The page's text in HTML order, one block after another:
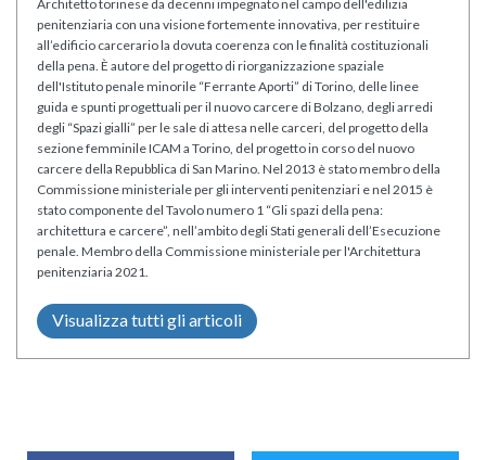
Architetto torinese da decenni impegnato nel campo dell'edilizia
penitenziaria con una visione fortemente innovativa, per restituire
all’edificio carcerario la dovuta coerenza con le finalità costituzionali
della pena. È autore del progetto di riorganizzazione spaziale
dell'Istituto penale minorile “Ferrante Aporti” di Torino, delle linee
guida e spunti progettuali per il nuovo carcere di Bolzano, degli arredi
degli “Spazi gialli” per le sale di attesa nelle carceri, del progetto della
sezione femminile ICAM a Torino, del progetto in corso del nuovo
carcere della Repubblica di San Marino. Nel 2013 è stato membro della
Commissione ministeriale per gli interventi penitenziari e nel 2015 è
stato componente del Tavolo numero 1 “Gli spazi della pena:
architettura e carcere”, nell’ambito degli Stati generali dell’Esecuzione
penale. Membro della Commissione ministeriale per l'Architettura
penitenziaria 2021.
Visualizza tutti gli articoli